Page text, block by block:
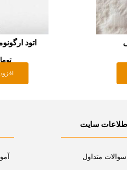
اتود
سایت
سوالات متداول